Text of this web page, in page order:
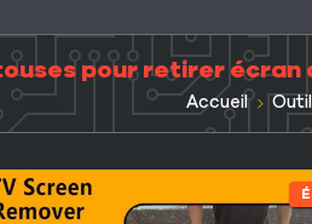
pour retirer écran
Accueil